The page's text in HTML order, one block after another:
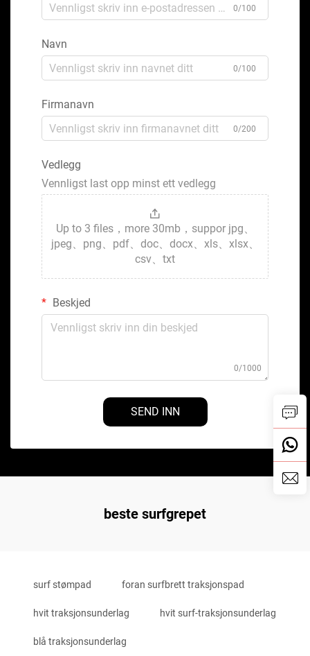
0/100
Navn
0/100
Firmanavn
0/200
Vedlegg
Vennligst last opp minst ett vedlegg
Up to 3 files，more 30mb，suppor jpg、
jpeg、png、pdf、doc、docx、xls、xlsx、
csv、txt
Beskjed
0/1000
SEND INN
beste surfgrepet
surf stømpad foran surfbrett traksjonspad
hvit traksjonsunderlag hvit surf-traksjonsunderlag
blå traksjonsunderlag